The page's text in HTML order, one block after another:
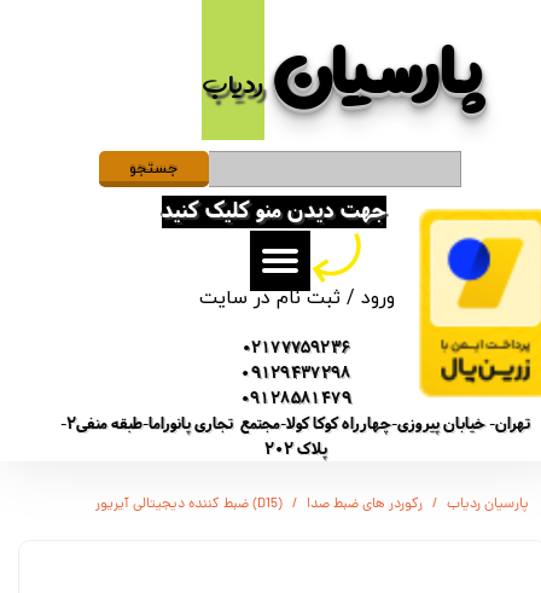
پارسیان​​​​​​​ردیاب
ورود /ثبت نام در سایت
حساب کاربری من
تغییر گذر واژه
سفارشات
خروج از حساب کاربری
02177759236
09129437298
09128581479
تهران- خیابان پیروزی-چهارراه کوکا کولا-مجتمع تجاری پانوراما-طبقه منفی2-
پلاک 202
جهت دیدن منو کلیک کنید
جستجو
پارسیان ردیاب رکوردر های ضبط صدا (D15) ضبط کننده دیجیتالی آیریور